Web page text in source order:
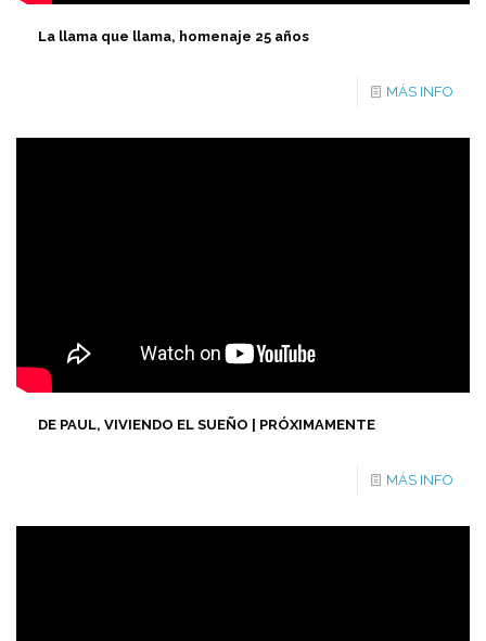
La llama que llama, homenaje 25 años
MÁS INFO
DE PAUL, VIVIENDO EL SUEÑO | PRÓXIMAMENTE
MÁS INFO